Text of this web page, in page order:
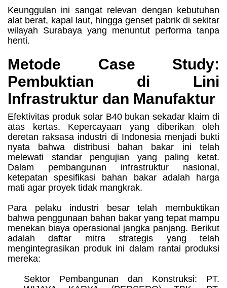
Keunggulan ini sangat relevan dengan kebutuhan
alat berat, kapal laut, hingga genset pabrik di sekitar
wilayah Surabaya yang menuntut performa tanpa
henti.
Metode Case Study:
Pembuktian di Lini
Infrastruktur dan Manufaktur
Efektivitas produk solar B40 bukan sekadar klaim di
atas kertas. Kepercayaan yang diberikan oleh
deretan raksasa industri di Indonesia menjadi bukti
nyata bahwa distribusi bahan bakar ini telah
melewati standar pengujian yang paling ketat.
Dalam pembangunan infrastruktur nasional,
ketepatan spesifikasi bahan bakar adalah harga
mati agar proyek tidak mangkrak.
Para pelaku industri besar telah membuktikan
bahwa penggunaan bahan bakar yang tepat mampu
menekan biaya operasional jangka panjang. Berikut
adalah daftar mitra strategis yang telah
mengintegrasikan produk ini dalam rantai produksi
mereka:
Sektor Pembangunan dan Konstruksi: PT.